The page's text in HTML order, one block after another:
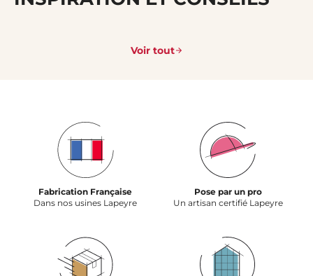
Voir tout
Fabrication Française
Dans nos usines Lapeyre
Pose par un pro
Un artisan certifié Lapeyre